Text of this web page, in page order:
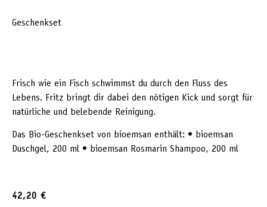
Geschenkset
Frisch wie ein Fisch schwimmst du durch den Fluss des
Lebens. Fritz bringt dir dabei den nötigen Kick und sorgt für
natürliche und belebende Reinigung.
Das Bio-Geschenkset von bioemsan enthält: • bioemsan
Duschgel, 200 ml • bioemsan Rosmarin Shampoo, 200 ml
42,20 €